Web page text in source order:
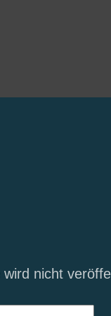
nicht